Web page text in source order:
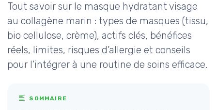
Tout savoir sur le masque hydratant visage
au collagène marin : types de masques (tissu,
bio cellulose, crème), actifs clés, bénéfices
réels, limites, risques d’allergie et conseils
pour l’intégrer à une routine de soins efficace.
SOMMAIRE